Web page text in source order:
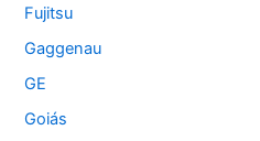
Fujitsu
Gaggenau
GE
Goiás